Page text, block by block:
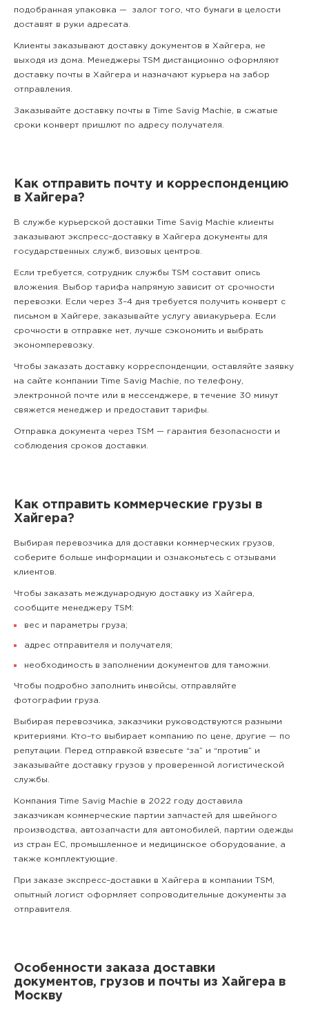
подобранная упаковка — залог того, что бумаги в целости
доставят в руки адресата.
Клиенты заказывают доставку документов в Хайгера, не
выходя из дома. Менеджеры TSM дистанционно оформляют
доставку почты в Хайгера и назначают курьера на забор
отправления.
Заказывайте доставку почты в Time Savig Machie, в сжатые
сроки конверт пришлют по адресу получателя.
Как отправить почту и корреспонденцию
в Хайгера?
В службе курьерской доставки Time Savig Machie клиенты
заказывают экспресс–доставку в Хайгера документы для
государственных служб, визовых центров.
Если требуется, сотрудник службы TSM составит опись
вложения. Выбор тарифа напрямую зависит от срочности
перевозки. Если через 3–4 дня требуется получить конверт с
письмом в Хайгере, заказывайте услугу авиакурьера. Если
срочности в отправке нет, лучше сэкономить и выбрать
экономперевозку.
Чтобы заказать доставку корреспонденции, оставляйте заявку
на сайте компании Time Savig Machie, по телефону,
электронной почте или в мессенджере, в течение 30 минут
свяжется менеджер и предоставит тарифы.
Отправка документа через TSM — гарантия безопасности и
соблюдения сроков доставки.
Как отправить коммерческие грузы в
Хайгера?
Выбирая перевозчика для доставки коммерческих грузов,
соберите больше информации и ознакомьтесь с отзывами
клиентов.
Чтобы заказать международную доставку из Хайгера,
сообщите менеджеру TSM:
вес и параметры груза;
адрес отправителя и получателя;
необходимость в заполнении документов для таможни.
Чтобы подробно заполнить инвойсы, отправляйте
фотографии груза.
Выбирая перевозчика, заказчики руководствуются разными
критериями. Кто–то выбирает компанию по цене, другие — по
репутации. Перед отправкой взвесьте “за” и “против” и
заказывайте доставку грузов у проверенной логистической
службы.
Компания Time Savig Machie в 2022 году доставила
заказчикам коммерческие партии запчастей для швейного
производства, автозапчасти для автомобилей, партии одежды
из стран ЕС, промышленное и медицинское оборудование, а
также комплектующие.
При заказе экспресс–доставки в Хайгера в компании TSM,
опытный логист оформляет сопроводительные документы за
отправителя.
Особенности заказа доставки
документов, грузов и почты из Хайгера в
Москву